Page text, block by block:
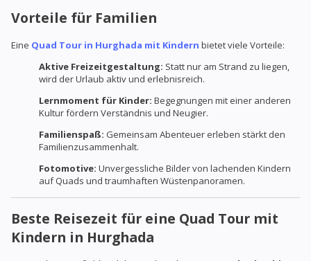
Vorteile für Familien
Eine Quad Tour in Hurghada mit Kindern bietet viele Vorteile:
Aktive Freizeitgestaltung: Statt nur am Strand zu liegen,
wird der Urlaub aktiv und erlebnisreich.
Lernmoment für Kinder: Begegnungen mit einer anderen
Kultur fördern Verständnis und Neugier.
Familienspaß: Gemeinsam Abenteuer erleben stärkt den
Familienzusammenhalt.
Fotomotive: Unvergessliche Bilder von lachenden Kindern
auf Quads und traumhaften Wüstenpanoramen.
Beste Reisezeit für eine Quad Tour mit
Kindern in Hurghada